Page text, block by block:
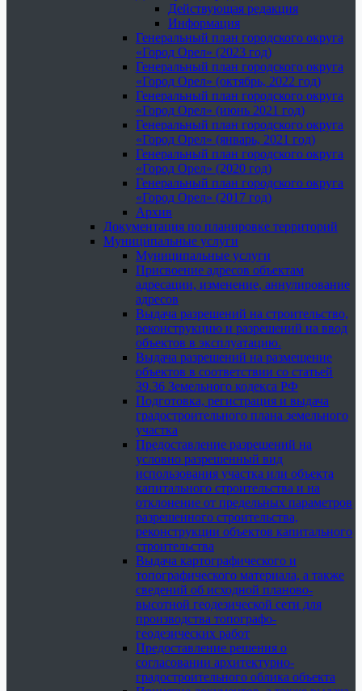
Действующая редакция
Информация
Генеральный план городского округа
«Город Орел» (2023 год)
Генеральный план городского округа
«Город Орел» (октябрь, 2022 год)
Генеральный план городского округа
«Город Орел» (июнь 2021 год)
Генеральный план городского округа
«Город Орел» (январь, 2021 год)
Генеральный план городского округа
«Город Орел» (2020 год)
Генеральный план городского округа
«Город Орел» (2017 год)
Архив
Документация по планировке территорий
Муниципальные услуги
Муниципальные услуги
Присвоение адресов объектам
адресации, изменение, аннулирование
адресов
Выдача разрешений на строительство,
реконструкцию и разрешений на ввод
объектов в эксплуатацию.
Выдача разрешений на размещение
объектов в соответствии со статьей
39.36 Земельного кодекса РФ
Подготовка, регистрация и выдача
градостроительного плана земельного
участка
Предоставление разрешений на
условно разрешенный вид
использования участка или объекта
капитального строительства и на
отклонение от предельных параметров
разрешенного строительства,
реконструкции объектов капитального
строительства
Выдача картографического и
топографического материала, а также
сведений об исходной планово-
высотной геодезической сети для
производства топографо-
геодезических работ
Предоставление решения о
согласовании архитектурно-
градостроительного облика объекта